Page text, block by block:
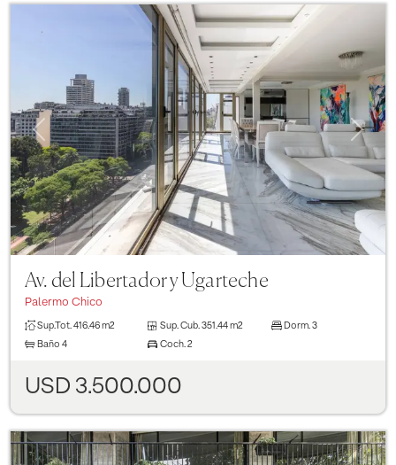
Previous Next
Av. del Libertador y Ugarteche
Palermo Chico
Sup.Tot. 416.46 m2 Sup. Cub. 351.44 m2 Dorm. 3
Baño 4 Coch. 2
USD 3.500.000